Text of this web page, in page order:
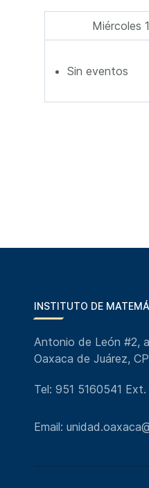
Miércoles
Sin eventos
INSTITUTO DE
Antonio de León #2,
Oaxaca de Juárez,
Tel: 951 5160541
Email: